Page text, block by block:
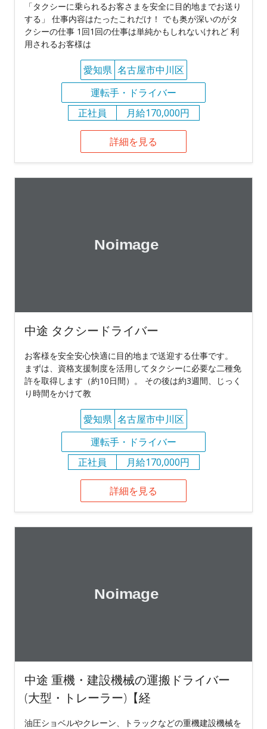
「タクシーに乗られるお客さまを安全に目的地までお送り
する」 仕事内容はたったこれだけ！ でも奥が深いのがタ
クシーの仕事 1回1回の仕事は単純かもしれないけれど 利
用されるお客様は
愛知県 名古屋市中川区
運転手・ドライバー
正社員
月給170,000円
詳細を見る
中途 タクシードライバー
お客様を安全安心快適に目的地まで送迎する仕事です。
まずは、資格支援制度を活用してタクシーに必要な二種免
許を取得します（約10日間）。 その後は約3週間、じっく
り時間をかけて教
愛知県 名古屋市中川区
運転手・ドライバー
正社員
月給170,000円
詳細を見る
中途 重機・建設機械の運搬ドライバー
(大型・トレーラー)【経
油圧ショベルやクレーン、トラックなどの重機建設機械を